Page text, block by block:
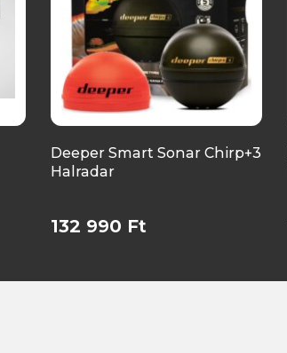
Deeper Smart Sonar Chirp+3
Halradar
132 990 Ft